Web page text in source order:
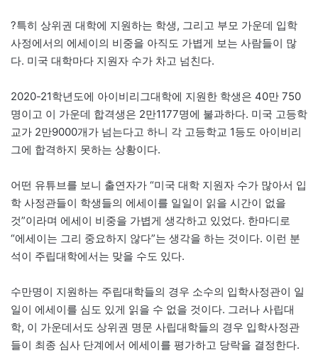
?특히 상위권 대학에 지원하는 학생, 그리고 부모 가운데 입학
사정에서의 에세이의 비중을 아직도 가볍게 보는 사람들이 많
다. 미국 대학마다 지원자 수가 차고 넘친다.
2020-21학년도에 아이비리그대학에 지원한 학생은 40만 750
명이고 이 가운데 합격생은 2만1177명에 불과하다. 미국 고등학
교가 2만9000개가 넘는다고 하니 각 고등학교 1등도 아이비리
그에 합격하지 못하는 상황이다.
어떤 유튜브를 보니 출연자가 “미국 대학 지원자 수가 많아서 입
학 사정관들이 학생들의 에세이를 일일이 읽을 시간이 없을
것”이라며 에세이 비중을 가볍게 생각하고 있었다. 한마디로
“에세이는 그리 중요하지 않다”는 생각을 하는 것이다. 이런 분
석이 주립대학에서는 맞을 수도 있다.
수만명이 지원하는 주립대학들의 경우 소수의 입학사정관이 일
일이 에세이를 심도 있게 읽을 수 없을 것이다. 그러나 사립대
학, 이 가운데서도 상위권 명문 사립대학들의 경우 입학사정관
들이 최종 심사 단계에서 에세이를 평가하고 당락을 결정한다.